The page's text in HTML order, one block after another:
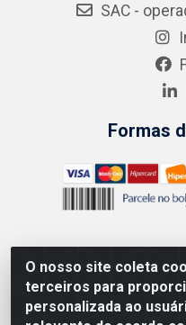
O nosso site coleta
terceiros para
personalizada ao
SAC -
Formas
AMEV IMPORTADORA E
050 km 136 S/N -
35.500-970 –